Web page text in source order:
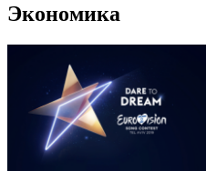
Экономика